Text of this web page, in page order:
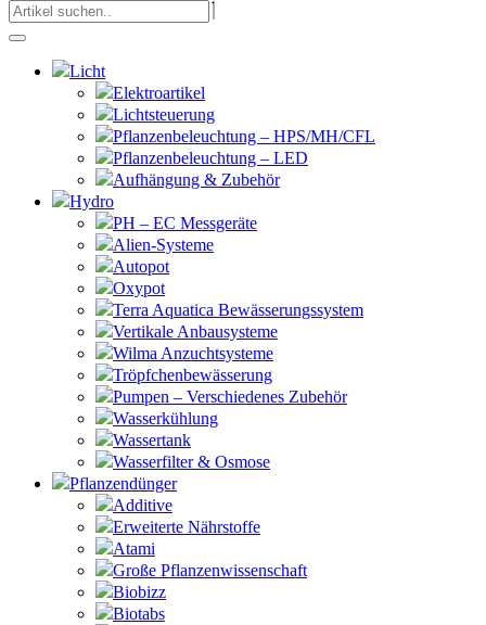
Licht
Elektroartikel
Lichtsteuerung
Pflanzenbeleuchtung – HPS/MH/CFL
Pflanzenbeleuchtung – LED
Aufhängung & Zubehör
Hydro
PH – EC Messgeräte
Alien-Systeme
Autopot
Oxypot
Terra Aquatica Bewässerungssystem
Vertikale Anbausysteme
Wilma Anzuchtsysteme
Tröpfchenbewässerung
Pumpen – Verschiedenes Zubehör
Wasserkühlung
Wassertank
Wasserfilter & Osmose
Pflanzendünger
Additive
Erweiterte Nährstoffe
Atami
Große Pflanzenwissenschaft
Biobizz
Biotabs